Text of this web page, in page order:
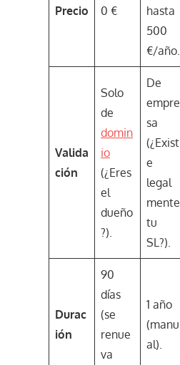
Precio 0 €
hasta
500
€/año.
Valida
ción
Solo
de
domin
io
(¿Eres
el
dueño
?).
De
empre
sa
(¿Exist
e
legal
mente
tu
SL?).
Durac
ión
90
días
(se
renue
va
1 año
(manu
al).